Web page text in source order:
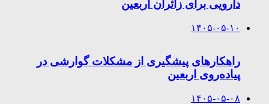
دارویی برای زائران اربعین
۱۴۰۵-۰۵-۱۰
راهکارهای پیشگیری از مشکلات گوارشی در
پیاده‌روی اربعین
۱۴۰۵-۰۵-۰۸